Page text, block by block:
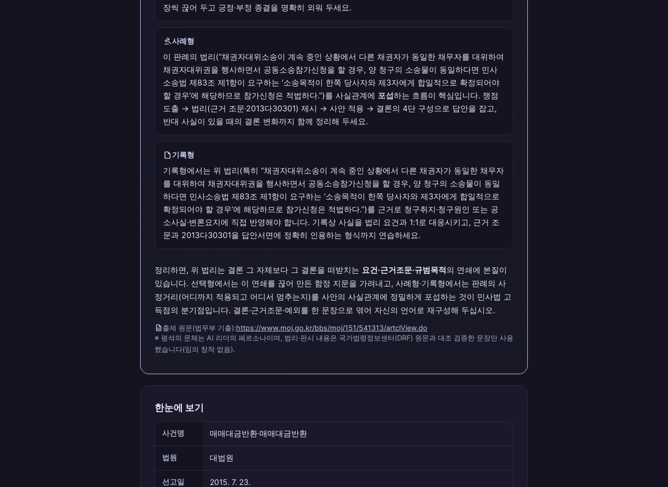
장씩 끊어 두고 긍정·부정 종결을 명확히 외워 두세요.
gavel사례형
이 판례의 법리(“채권자대위소송이 계속 중인 상황에서 다른 채권자가 동일한 채무자를 대위하여
채권자대위권을 행사하면서 공동소송참가신청을 할 경우, 양 청구의 소송물이 동일하다면 민사
소송법 제83조 제1항이 요구하는 ‘소송목적이 한쪽 당사자와 제3자에게 합일적으로 확정되어야
할 경우’에 해당하므로 참가신청은 적법하다.”)를 사실관계에 포섭하는 흐름이 핵심입니다. 쟁점
도출 → 법리(근거 조문·2013다30301) 제시 → 사안 적용 → 결론의 4단 구성으로 답안을 잡고,
반대 사실이 있을 때의 결론 변화까지 함께 정리해 두세요.
draft 기록형
기록형에서는 위 법리(특히 “채권자대위소송이 계속 중인 상황에서 다른 채권자가 동일한 채무자
를 대위하여 채권자대위권을 행사하면서 공동소송참가신청을 할 경우, 양 청구의 소송물이 동일
하다면 민사소송법 제83조 제1항이 요구하는 ‘소송목적이 한쪽 당사자와 제3자에게 합일적으로
확정되어야 할 경우’에 해당하므로 참가신청은 적법하다.”)를 근거로 청구취지·청구원인 또는 공
소사실·변론요지에 직접 반영해야 합니다. 기록상 사실을 법리 요건과 1:1로 대응시키고, 근거 조
문과 2013다30301을 답안서면에 정확히 인용하는 형식까지 연습하세요.
정리하면, 위 법리는 결론 그 자체보다 그 결론을 떠받치는 요건·근거조문·규범목적의 연쇄에 본질이
있습니다. 선택형에서는 이 연쇄를 끊어 만든 함정 지문을 가려내고, 사례형·기록형에서는 판례의 사
정거리(어디까지 적용되고 어디서 멈추는지)를 사안의 사실관계에 정밀하게 포섭하는 것이 민사법 고
득점의 분기점입니다. 결론·근거조문·예외를 한 문장으로 엮어 자신의 언어로 재구성해 두십시오.
description출제 원문(법무부 기출):https://www.moj.go.kr/bbs/moj/151/541313/artclView.do
※ 평석의 문체는 AI 리더의 페르소나이며, 법리·판시 내용은 국가법령정보센터(DRF) 원문과 대조 검증한 문장만 사용
했습니다(임의 창작 없음).
한눈에 보기
사건명 매매대금반환·매매대금반환
법원 대법원
선고일 2015. 7. 23.